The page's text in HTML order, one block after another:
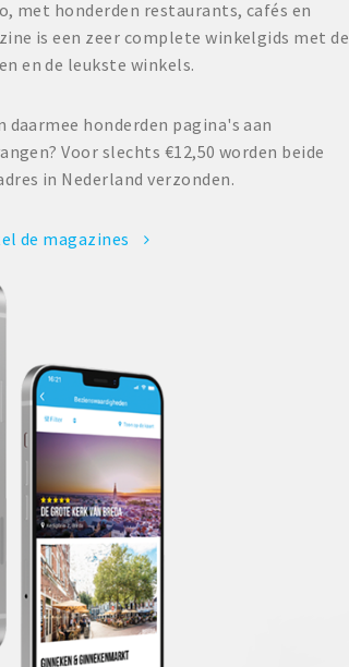
met honderden restaurants, cafés en
is een zeer complete winkelgids met de
en de leukste winkels.
daarmee honderden pagina's aan
Voor slechts €12,50 worden beide
in Nederland verzonden.
de magazines